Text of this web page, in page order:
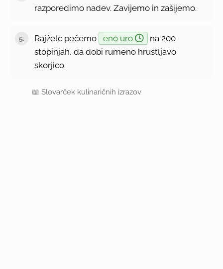
razporedimo nadev. Zavijemo in zašijemo.
Rajželc pečemo eno uro
na 200
stopinjah, da dobi rumeno hrustljavo
skorjico.
📖Slovarček kulinaričnih izrazov